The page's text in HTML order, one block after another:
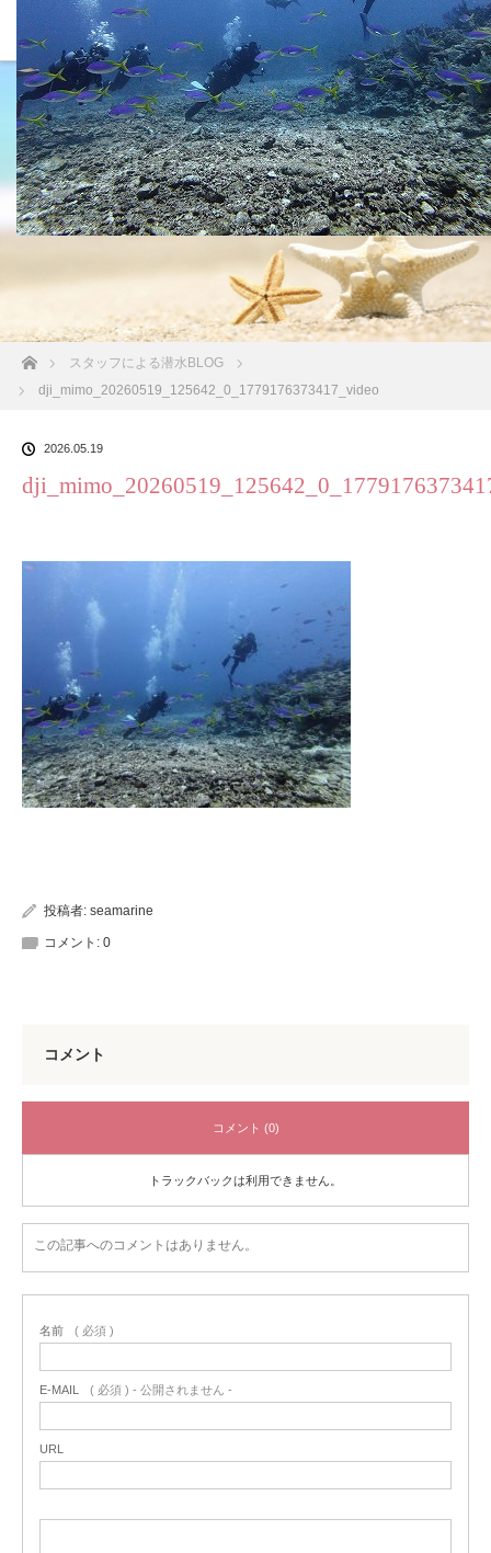
沖縄の海 BLOG
ホームスタッフによる潜水BLOG
dji_mimo_20260519_125642_0_1779176373417_video
2026.05.19
投稿者: seamarine
コメント: 0
コメント
コメント (0)
トラックバックは利用できません。
この記事へのコメントはありません。
名前 ( 必須 )
E-MAIL ( 必須 ) - 公開されません -
URL